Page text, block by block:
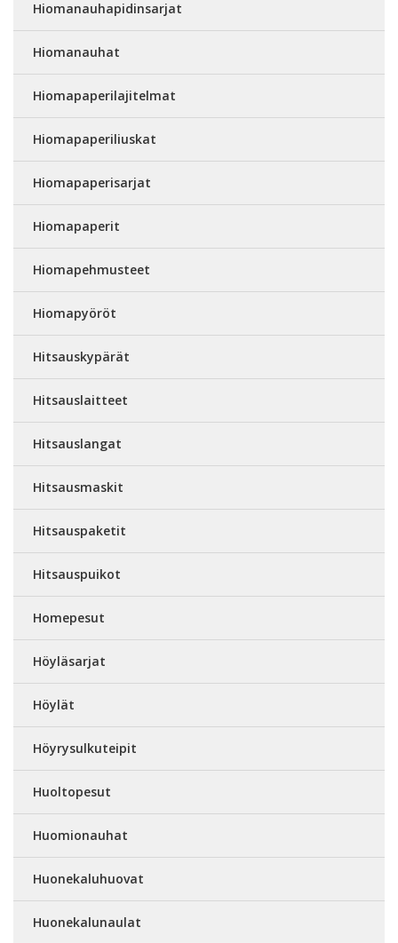
Hiomanauhapidinsarjat
Hiomanauhat
Hiomapaperilajitelmat
Hiomapaperiliuskat
Hiomapaperisarjat
Hiomapaperit
Hiomapehmusteet
Hiomapyöröt
Hitsauskypärät
Hitsauslaitteet
Hitsauslangat
Hitsausmaskit
Hitsauspaketit
Hitsauspuikot
Homepesut
Höyläsarjat
Höylät
Höyrysulkuteipit
Huoltopesut
Huomionauhat
Huonekaluhuovat
Huonekalunaulat